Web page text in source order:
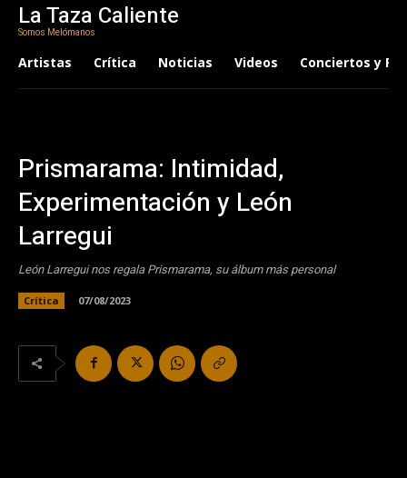
La Taza Caliente
Somos Melómanos
Artistas Crítica Noticias Videos Conciertos y
Prismarama: Intimidad,
Experimentación y León
Larregui
León Larregui nos regala Prismarama, su álbum más personal
Crítica 07/08/2023